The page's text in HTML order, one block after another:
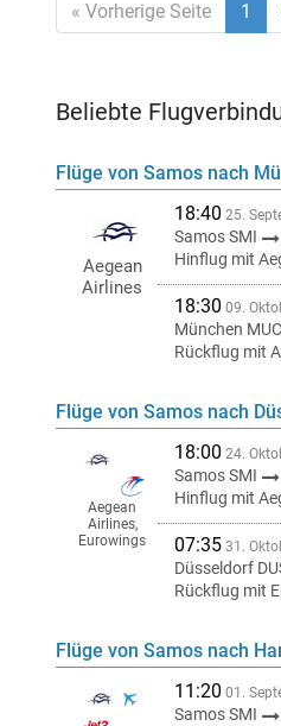
« Vorherige Seite 1
Beliebte
Flüge von Samos nach
18:40 25.
Samos SMI
Hinflug mit
18:30 09.
München MUC
Rückflug mit
Aegean
Airlines
Flüge von Samos nach
18:00 24.
Samos SMI
Hinflug mit
07:35 31.
Düsseldorf
Rückflug mit
Aegean
Airlines,
Eurowings
Flüge von Samos nach
11:20 01.
Samos SMI